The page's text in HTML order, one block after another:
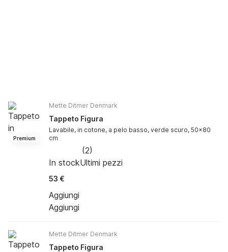
Premium
Mette Ditmer Denmark
Tappeto Figura
Lavabile, in cotone, a pelo basso, verde scuro, 50x80
cm
(2)
In stockUltimi pezzi
53 €
Aggiungi
Aggiungi
Mette Ditmer Denmark
Tappeto Figura